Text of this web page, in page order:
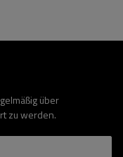
über
zu werden.